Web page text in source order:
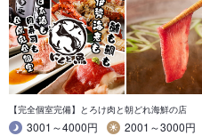
【完全個室完備】とろけ肉と朝どれ海鮮の店
3001～4000円
2001～3000円